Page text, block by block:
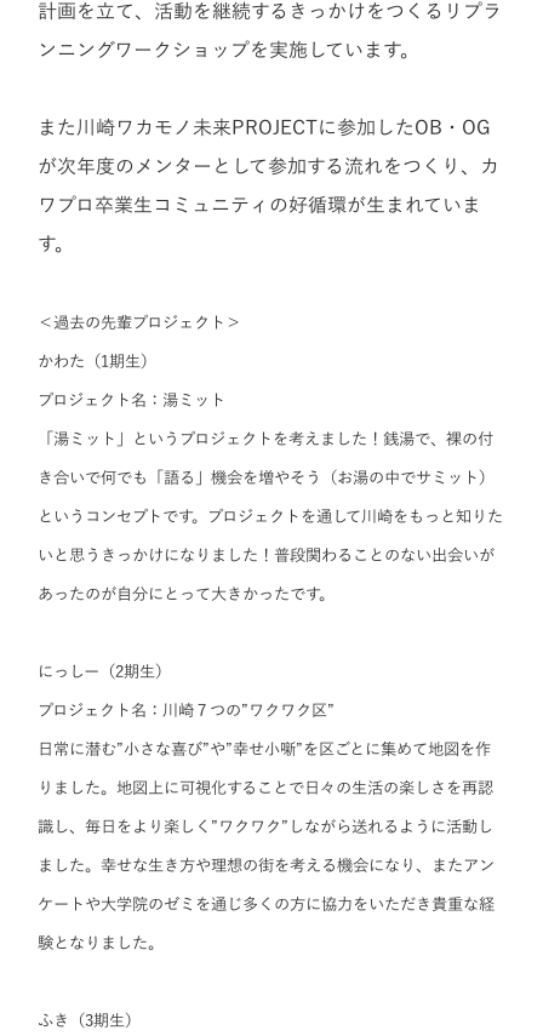
計画を立て、活動を継続するきっかけをつくるリプラ
ンニングワークショップを実施しています。
また川崎ワカモノ未来PROJECTに参加したOB・OG
が次年度のメンターとして参加する流れをつくり、カ
ワプロ卒業生コミュニティの好循環が生まれていま
す。
＜過去の先輩プロジェクト＞
かわた（1期生）
プロジェクト名：湯ミット
「湯ミット」というプロジェクトを考えました！銭湯で、裸の付
き合いで何でも「語る」機会を増やそう（お湯の中でサミット）
というコンセプトです。プロジェクトを通して川崎をもっと知りた
いと思うきっかけになりました！普段関わることのない出会いが
あったのが自分にとって大きかったです。
にっしー（2期生）
プロジェクト名：川崎７つの”ワクワク区”
日常に潜む”小さな喜び”や”幸せ小噺”を区ごとに集めて地図を作
りました。地図上に可視化することで日々の生活の楽しさを再認
識し、毎日をより楽しく”ワクワク”しながら送れるように活動し
ました。幸せな生き方や理想の街を考える機会になり、またアン
ケートや大学院のゼミを通じ多くの方に協力をいただき貴重な経
験となりました。
ふき（3期生）